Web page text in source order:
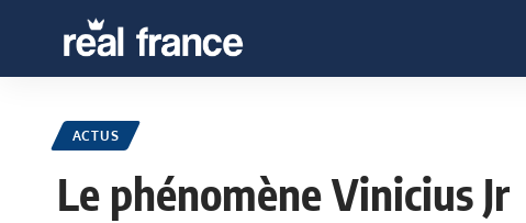
ACTUS
Le phénomène Vinicius Jr